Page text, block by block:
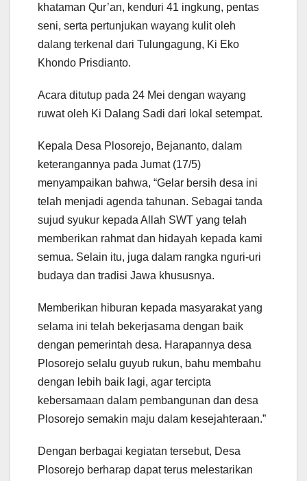
khataman Qur’an, kenduri 41 ingkung, pentas
seni, serta pertunjukan wayang kulit oleh
dalang terkenal dari Tulungagung, Ki Eko
Khondo Prisdianto.
Acara ditutup pada 24 Mei dengan wayang
ruwat oleh Ki Dalang Sadi dari lokal setempat.
Kepala Desa Plosorejo, Bejananto, dalam
keterangannya pada Jumat (17/5)
menyampaikan bahwa, “Gelar bersih desa ini
telah menjadi agenda tahunan. Sebagai tanda
sujud syukur kepada Allah SWT yang telah
memberikan rahmat dan hidayah kepada kami
semua. Selain itu, juga dalam rangka nguri-uri
budaya dan tradisi Jawa khususnya.
Memberikan hiburan kepada masyarakat yang
selama ini telah bekerjasama dengan baik
dengan pemerintah desa. Harapannya desa
Plosorejo selalu guyub rukun, bahu membahu
dengan lebih baik lagi, agar tercipta
kebersamaan dalam pembangunan dan desa
Plosorejo semakin maju dalam kesejahteraan.”
Dengan berbagai kegiatan tersebut, Desa
Plosorejo berharap dapat terus melestarikan